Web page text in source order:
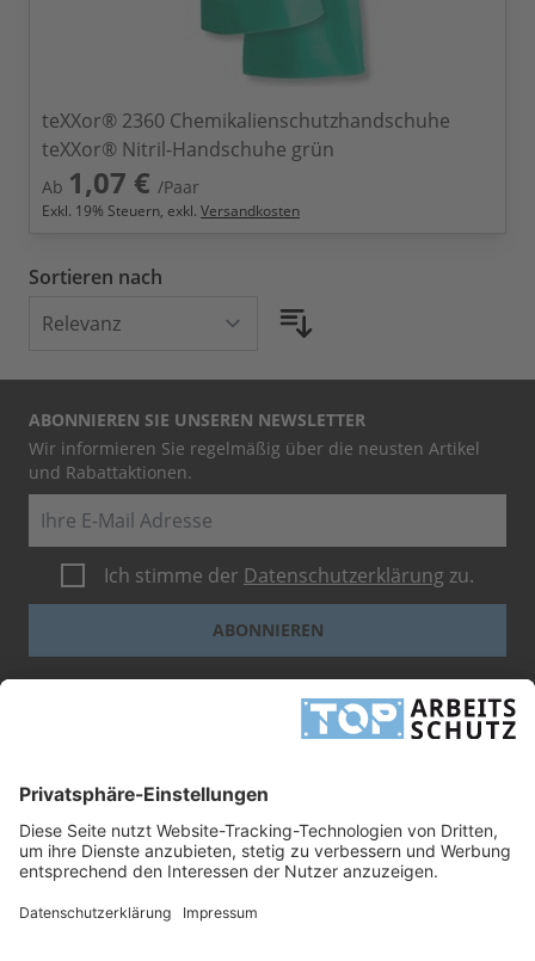
teXXor® 2360 Chemikalienschutzhandschuhe
teXXor® Nitril-Handschuhe grün
Ab 1,07 € /Paar
Exkl. 19% Steuern, exkl. Versandkosten
Sortieren nach
ABONNIEREN SIE UNSEREN NEWSLETTER
Wir informieren Sie regelmäßig über die neusten Artikel
und Rabattaktionen.
Ich stimme der Datenschutzerklärung zu.
ABONNIEREN
Dieses Formular ist durch reCAPTCHA geschützt - es gelten dieGoogle-
-Geschäftsbedingungen.
UNTERNEHMEN
RECHTLICHES
TOP ARBEITSSCHUTZ GMBH
24568 Kaltenkirchen